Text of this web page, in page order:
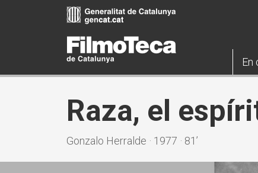
En
Raza, el
Gonzalo Herralde · 1977 · 81’